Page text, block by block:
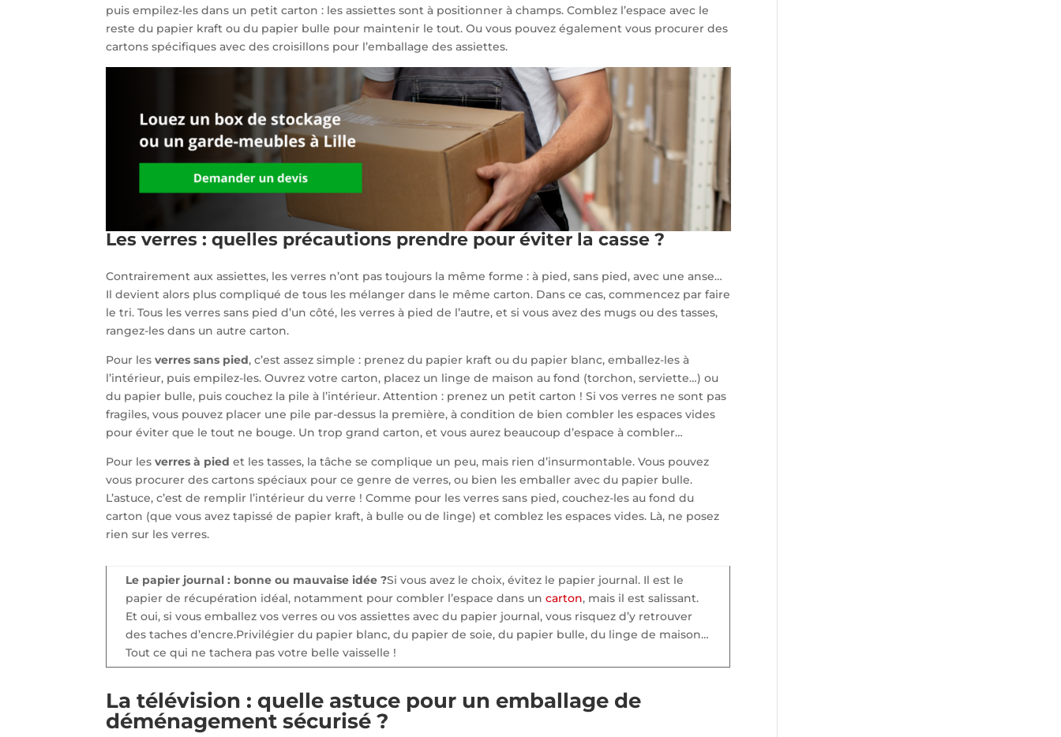
puis empilez-les dans un petit carton : les assiettes sont à positionner à champs. Comblez l’espace avec le
reste du papier kraft ou du papier bulle pour maintenir le tout. Ou vous pouvez également vous procurer des
cartons spécifiques avec des croisillons pour l’emballage des assiettes.
Les verres : quelles précautions prendre pour éviter la casse ?
Contrairement aux assiettes, les verres n’ont pas toujours la même forme : à pied, sans pied, avec une anse…
Il devient alors plus compliqué de tous les mélanger dans le même carton. Dans ce cas, commencez par faire
le tri. Tous les verres sans pied d’un côté, les verres à pied de l’autre, et si vous avez des mugs ou des tasses,
rangez-les dans un autre carton.
Pour lesverres sans pied, c’est assez simple : prenez du papier kraft ou du papier blanc, emballez-les à
l’intérieur, puis empilez-les. Ouvrez votre carton, placez un linge de maison au fond (torchon, serviette…) ou
du papier bulle, puis couchez la pile à l’intérieur. Attention : prenez un petit carton ! Si vos verres ne sont pas
fragiles, vous pouvez placer une pile par-dessus la première, à condition de bien combler les espaces vides
pour éviter que le tout ne bouge. Un trop grand carton, et vous aurez beaucoup d’espace à combler…
Pour lesverres à pied et les tasses, la tâche se complique un peu, mais rien d’insurmontable. Vous pouvez
vous procurer des cartons spéciaux pour ce genre de verres, ou bien les emballer avec du papier bulle.
L’astuce, c’est de remplir l’intérieur du verre ! Comme pour les verres sans pied, couchez-les au fond du
carton (que vous avez tapissé de papier kraft, à bulle ou de linge) et comblez les espaces vides. Là, ne posez
rien sur les verres.
Le papier journal : bonne ou mauvaise idée ?Si vous avez le choix, évitez le papier journal. Il est le
papier de récupération idéal, notamment pour combler l’espace dans uncarton, mais il est salissant.
Et oui, si vous emballez vos verres ou vos assiettes avec du papier journal, vous risquez d’y retrouver
des taches d’encre.Privilégier du papier blanc, du papier de soie, du papier bulle, du linge de maison…
Tout ce qui ne tachera pas votre belle vaisselle !
La télévision : quelle astuce pour un emballage de
déménagement sécurisé ?